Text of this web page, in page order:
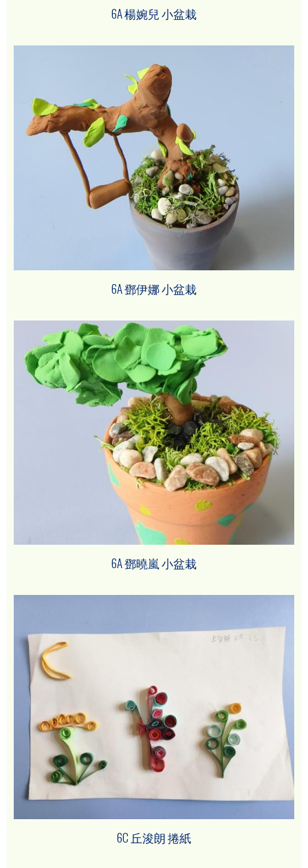
6A 楊婉兒 小盆栽
6A 鄧伊娜 小盆栽
6A 鄧曉嵐 小盆栽
6C 丘浚朗 捲紙